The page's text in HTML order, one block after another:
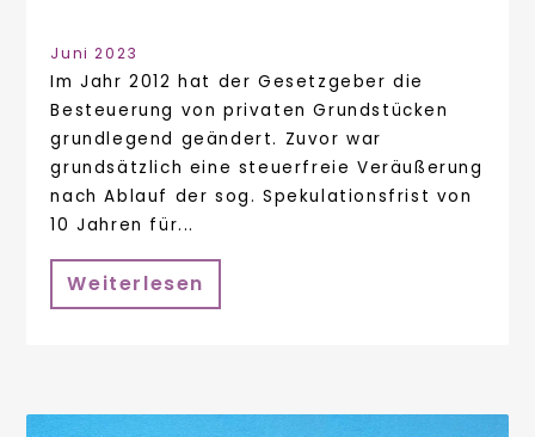
Juni 2023
Im Jahr 2012 hat der Gesetzgeber die
Besteuerung von privaten Grundstücken
grundlegend geändert. Zuvor war
grundsätzlich eine steuerfreie Veräußerung
nach Ablauf der sog. Spekulationsfrist von
10 Jahren für...
Weiterlesen